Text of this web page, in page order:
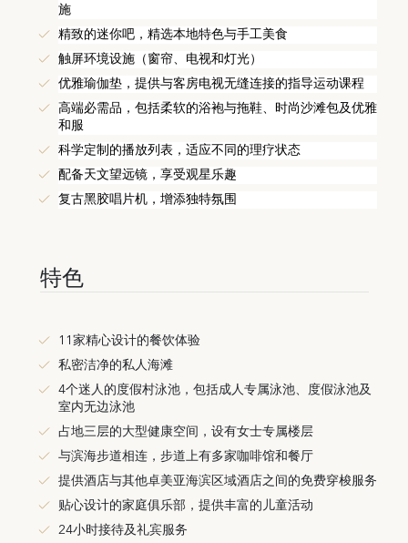
施
精致的迷你吧，精选本地特色与手工美食
触屏环境设施（窗帘、电视和灯光）
优雅瑜伽垫，提供与客房电视无缝连接的指导运动课程
高端必需品，包括柔软的浴袍与拖鞋、时尚沙滩包及优雅
和服
科学定制的播放列表，适应不同的理疗状态
配备天文望远镜，享受观星乐趣
复古黑胶唱片机，增添独特氛围
特色
11家精心设计的餐饮体验
私密洁净的私人海滩
4个迷人的度假村泳池，包括成人专属泳池、度假泳池及
室内无边泳池
占地三层的大型健康空间，设有女士专属楼层
与滨海步道相连，步道上有多家咖啡馆和餐厅
提供酒店与其他卓美亚海滨区域酒店之间的免费穿梭服务
贴心设计的家庭俱乐部，提供丰富的儿童活动
24小时接待及礼宾服务